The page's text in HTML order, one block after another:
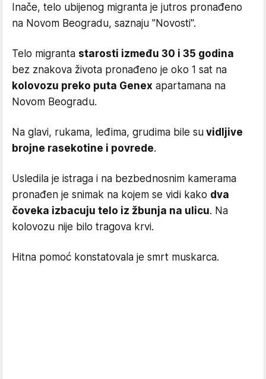
Inače, telo ubijenog migranta je jutros pronađeno
na Novom Beogradu, saznaju "Novosti".
Telo migranta starosti između 30 i 35 godina
bez znakova života pronađeno je oko 1 sat na
kolovozu preko puta Genex apartamana na
Novom Beogradu.
Na glavi, rukama, leđima, grudima bile su vidljive
brojne rasekotine i povrede.
Usledila je istraga i na bezbednosnim kamerama
pronađen je snimak na kojem se vidi kako dva
čoveka izbacuju telo iz žbunja na ulicu. Na
kolovozu nije bilo tragova krvi.
Hitna pomoć konstatovala je smrt muskarca.